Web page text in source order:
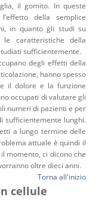
il gomito. In queste
della semplice
in quanto gli studi su
le caratteristiche della
sufficientemente.
degli effetti della
hanno spesso
il dolore e la funzione
occupati di valutare gli
numeri di pazienti e per
sufficientemente lunghi.
a lungo termine delle
attuale è quindi il
momento, ci dicono che
oltre dieci anni.
Torna all'inizio
cellule